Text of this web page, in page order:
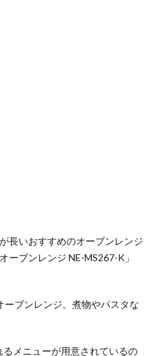
長いおすすめのオーブンレンジ
ーブンレンジ NE-MS267-K」
ブンレンジ。煮物やパスタな
メニューが用意されているの